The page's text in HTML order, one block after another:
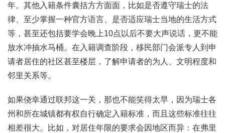
年。其他入籍条件囊括方方面面，比如是否遵守瑞士的法
律、至少掌握一种官方语言、是否适应瑞士当地的生活方式
等，甚至还包括要学会晚上10点以后不要大声说话，更不能
放水冲抽水马桶。在入籍调查阶段，移民部门会派专人到申
请者居住的社区甚至楼层，了解申请者的为人、文明程度和
邻里关系等。
如果侥幸通过联邦这一关，那也不能笑得太早，因为瑞士各
州和所在城镇都有权自行确定入籍标准，而且这些标准往往
相差很大。比如，对居住年限的要求会因地区而异：在弗里